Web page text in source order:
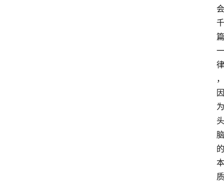
会
千
篇
一
律
，
因
为
头
脑
的
本
质